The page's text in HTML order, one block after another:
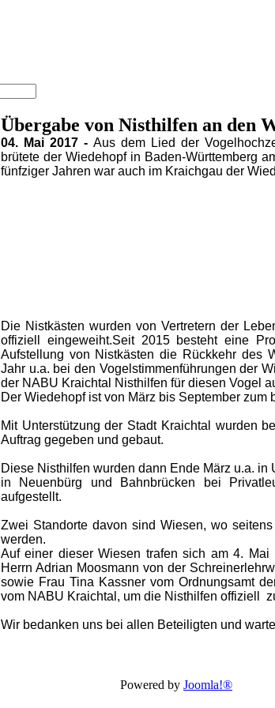
Übergabe von Nisthilfen an den
04. Mai 2017 -Aus dem Lied der
brütete der Wiedehopf in Baden-Württemberg
fünfziger Jahren war auch im Kraichgau der
Die Nistkästen wurden von Vertretern der
offiziell eingeweiht.Seit 2015 besteht eine
Aufstellung von Nistkästen die Rückkehr des
Jahr u.a. bei den Vogelstimmenführungen der
der NABU Kraichtal Nisthilfen für diesen Vogel
Der Wiedehopf ist von März bis September zum
Mit Unterstützung der Stadt Kraichtal wurden
Auftrag gegeben und gebaut.
Diese Nisthilfen wurden dann Ende März u.a.
in Neuenbürg und Bahnbrücken bei
aufgestellt.
Zwei Standorte davon sind Wiesen, wo
werden.
Auf einer dieser Wiesen trafen sich am 4.
Herrn Adrian Moosmann von der
sowie Frau Tina Kassner vom Ordnungsamt
vom NABU Kraichtal, um die Nisthilfen offiziell
Wir bedanken uns bei allen Beteiligten und
Powered by Joomla!®